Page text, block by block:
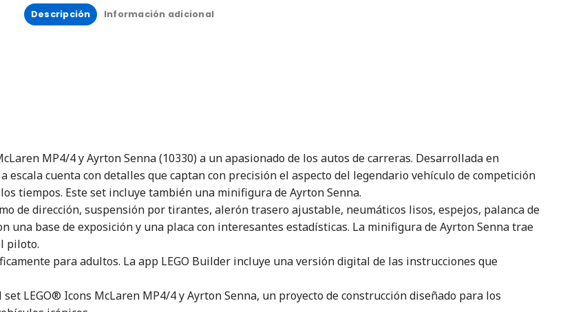
Descripción Información adicional
MP4/4 y Ayrton Senna (10330) a un apasionado de los autos de carreras. Desarrollada en
escala cuenta con detalles que captan con precisión el aspecto del legendario vehículo de competición
tiempos. Este set incluye también una minifigura de Ayrton Senna.
de dirección, suspensión por tirantes, alerón trasero ajustable, neumáticos lisos, espejos, palanca de
una base de exposición y una placa con interesantes estadísticas. La minifigura de Ayrton Senna trae
piloto.
para adultos. La app LEGO Builder incluye una versión digital de las instrucciones que
LEGO® Icons McLaren MP4/4 y Ayrton Senna, un proyecto de construcción diseñado para los